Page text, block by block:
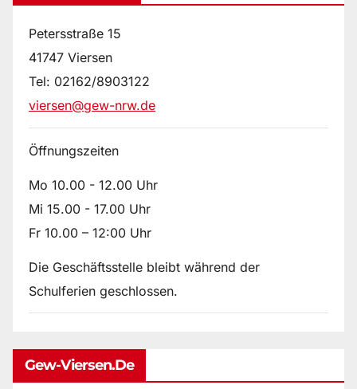
Petersstraße 15
41747 Viersen
Tel: 02162/8903122
viersen@gew-nrw.de
Öffnungszeiten
Mo 10.00 - 12.00 Uhr
Mi 15.00 - 17.00 Uhr
Fr 10.00 – 12:00 Uhr
Die Geschäftsstelle bleibt während der
Schulferien geschlossen.
Gew-Viersen.de